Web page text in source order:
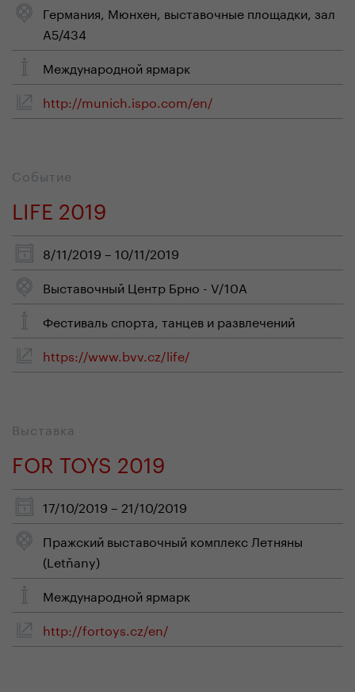
Германия, Мюнхен, выставочные площадки, зал
A5/434
Mеждународной ярмарк
http://munich.ispo.com/en/
Событие
LIFE 2019
8/11/2019 – 10/11/2019
Выставочный Центр Брно - V/10A
Фестиваль спорта, танцев и развлечений
https://www.bvv.cz/life/
Выставка
FOR TOYS 2019
17/10/2019 – 21/10/2019
Пражский выставочный комплекс Летняны
(Letňany)
Mеждународной ярмарк
http://fortoys.cz/en/